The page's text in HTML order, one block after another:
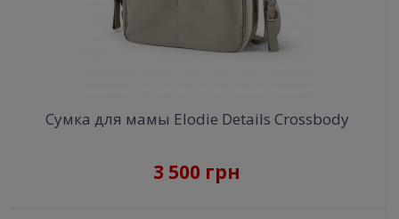
Сумка для мамы Elodie Details Crossbody
3 500 грн